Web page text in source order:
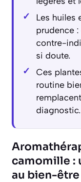
Les huiles
prudence
contre-
si doute.
Ces
routine
diagnostic.
camomille :
au bien-être